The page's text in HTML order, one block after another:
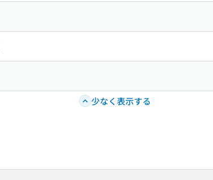
少なく表示する